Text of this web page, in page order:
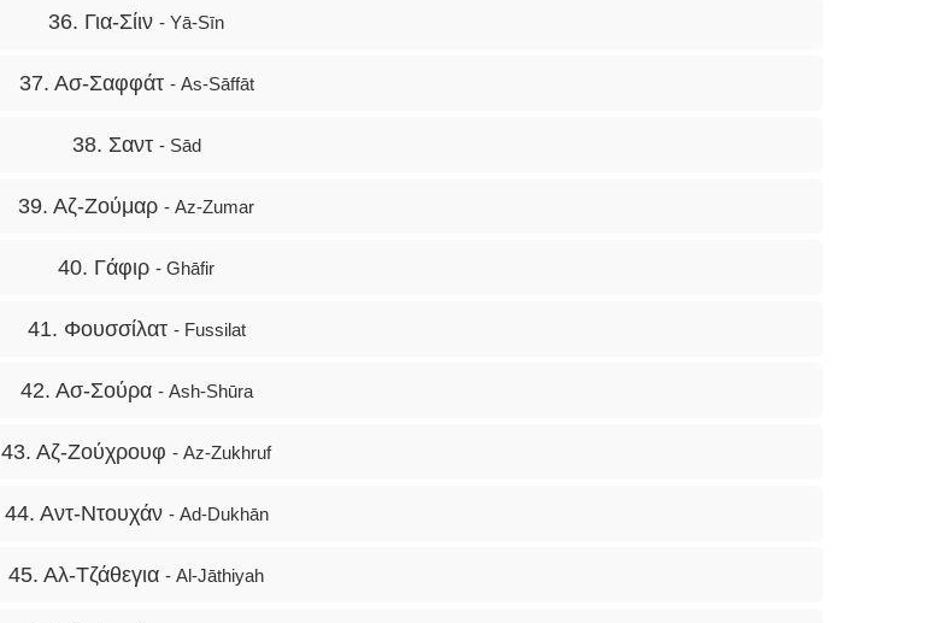
36. Για-Σίιν - Yā-Sīn
37. Ασ-Σαφφάτ - As-Sāffāt
38. Σαντ - Sād
39. Αζ-Ζούμαρ - Az-Zumar
40. Γάφιρ - Ghāfir
41. Φουσσίλατ - Fussilat
42. Ασ-Σούρα - Ash-Shūra
43. Αζ-Ζούχρουφ - Az-Zukhruf
44. Αντ-Ντουχάν - Ad-Dukhān
45. Αλ-Τζάθεγια - Al-Jāthiyah